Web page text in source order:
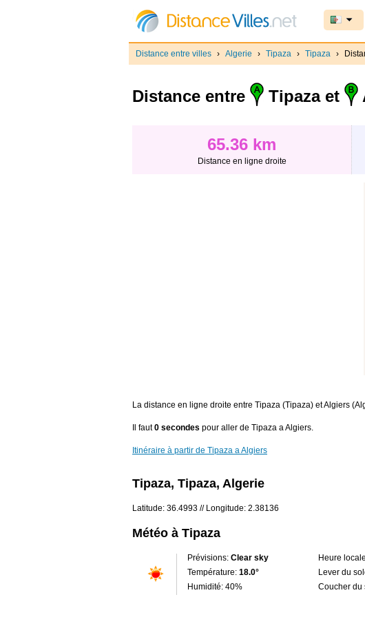
Distance entre villes › Algerie › Tipaza › Tipaza ›
Distance entre Tipaza et
65.36 km
Distance en ligne droite
La distance en ligne droite entre Tipaza (Tipaza) et Algiers
Il faut0 secondes pour aller de Tipaza a Algiers.
Itinéraire à partir de Tipaza a Algiers
Tipaza, Tipaza, Algerie
Latitude: 36.4993 // Longitude: 2.38136
Météo à Tipaza
Prévisions: Clear sky
Température: 18.0°
Humidité: 40%
Heure
Lever du
Coucher du